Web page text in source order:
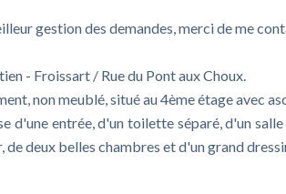
gestion des demandes, merci de me
- Froissart / Rue du Pont aux Choux.
non meublé, situé au 4ème étage avec
d'une entrée, d'un toilette séparé, d'un
de deux belles chambres et d'un grand